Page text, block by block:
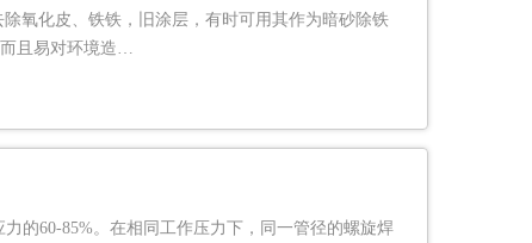
氧化皮、铁铁，旧涂层，有时可用其作为暗砂除铁
且易对环境造…
的60-85%。在相同工作压力下，同一管径的螺旋焊